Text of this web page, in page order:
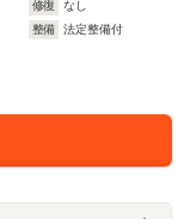
修復
なし
整備
法定整備付